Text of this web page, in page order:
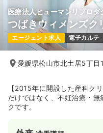
医療法人ヒューマンリプロダ
つばきウィメンズク
エージェント求人 電子カルテ
愛媛県松山市北土居5丁目
【2015年に開設した産科ク
だけではなく、不妊治療・
クです。